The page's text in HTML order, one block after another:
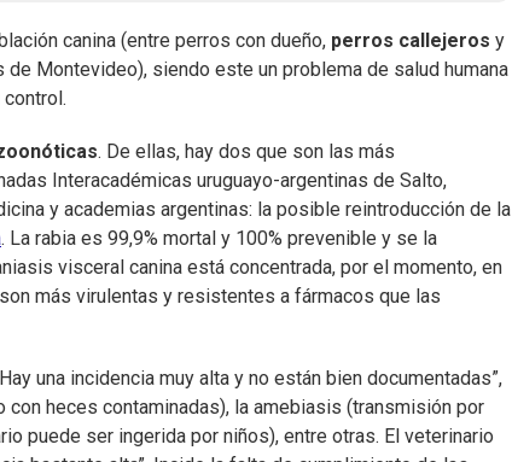
canina (entre perros con dueño, perros callejeros y
Montevideo), siendo este un problema de salud humana
. De ellas, hay dos que son las más
Interacadémicas uruguayo-argentinas de Salto,
y academias argentinas: la posible reintroducción de la
. La rabia es 99,9% mortal y 100% prevenible y se la
visceral canina está concentrada, por el momento, en
más virulentas y resistentes a fármacos que las
una incidencia muy alta y no están bien documentadas”,
heces contaminadas), la amebiasis (transmisión por
puede ser ingerida por niños), entre otras. El veterinario